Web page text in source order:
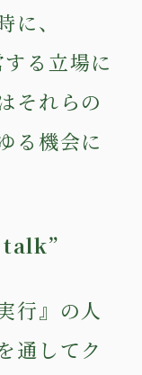
、
る立場に
それらの
る機会に
行』の人
通してク